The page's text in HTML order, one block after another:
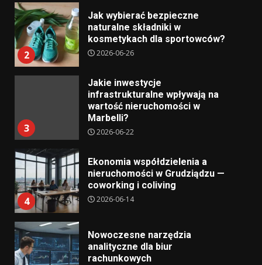
2
Jak wybierać bezpieczne
naturalne składniki w
kosmetykach dla sportowców?
2026-06-26
3
Jakie inwestycje
infrastrukturalne wpływają na
wartość nieruchomości w
Marbelli?
2026-06-22
4
Ekonomia współdzielenia a
nieruchomości w Grudziądzu —
coworking i coliving
2026-06-14
Nowoczesne narzędzia
analityczne dla biur
rachunkowych